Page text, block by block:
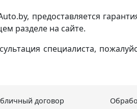
предоставляется
разделе на сайте.
специалиста,
договор